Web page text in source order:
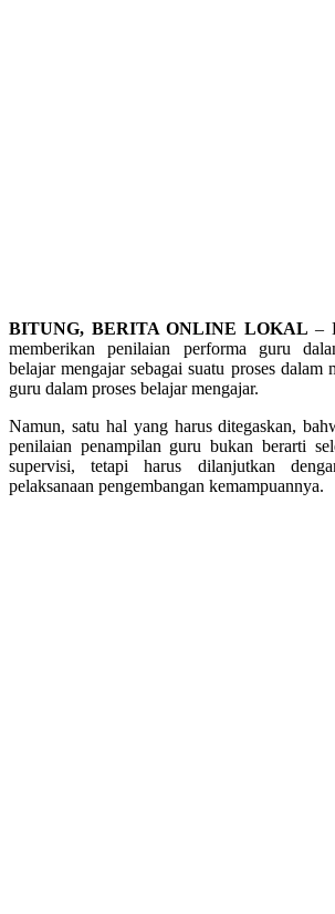
BITUNG, BERITA ONLINE LOKAL –
memberikan penilaian performa guru
belajar mengajar sebagai suatu proses dalam
guru dalam proses belajar mengajar.
Namun, satu hal yang harus ditegaskan,
penilaian penampilan guru bukan berarti
supervisi, tetapi harus dilanjutkan
pelaksanaan pengembangan kemampuannya.